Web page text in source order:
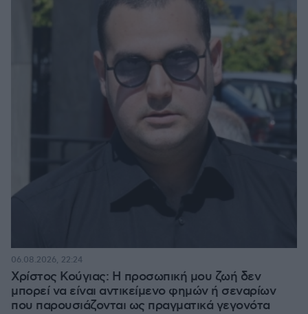
Χρίστος Κούγιας: Η προσωπική μου ζωή δεν
μπορεί να είναι αντικείμενο φημών ή σεναρίων
που παρουσιάζονται ως πραγματικά γεγονότα
06.08.2026, 22:24